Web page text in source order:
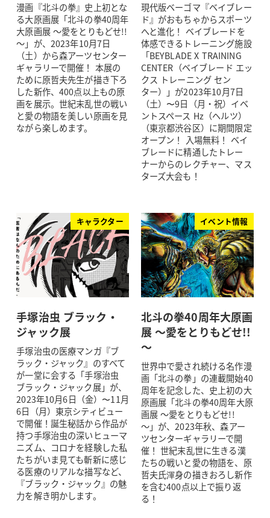
漫画『北斗の拳』史上初とな
る大原画展「北斗の拳40周年
大原画展 ～愛をとりもどせ!!
～」が、2023年10月7日
（土）から森アーツセンター
ギャラリーで開催！ 本展の
ために原哲夫先生が描き下ろ
した新作、400点以上もの原
画を展示。世紀末乱世の戦い
と愛の物語を美しい原画を見
ながら楽しめます。
現代版ベーゴマ『ベイブレー
ド』がおもちゃからスポーツ
へと進化！ ベイブレードを
体感できるトレーニング施設
「BEYBLADE X TRAINING
CENTER（ベイブレード エッ
クス トレーニング セン
ター）」が2023年10月7日
（土）〜9日（月・祝）イベ
ントスペース Hz（ヘルツ）
（東京都渋谷区）に期間限定
オープン！ 入場無料！ ベイ
ブレードに精通したトレー
ナーからのレクチャー、マス
ターズ大会も！
キャラクター
手塚治虫 ブラック・
ジャック展
手塚治虫の医療マンガ『ブ
ラック・ジャック』のすべて
が一堂に会する「手塚治虫
ブラック・ジャック展」が、
2023年10月6日（金）〜11月
6日（月）東京シティビュー
で開催！誕生秘話から作品が
持つ手塚治虫の深いヒューマ
ニズム、コロナを経験した私
たちがいま見ても斬新に感じ
る医療のリアルな描写など、
『ブラック・ジャック』の魅
力を解き明かします。
イベント情報
北斗の拳40周年大原画
展 ～愛をとりもどせ!!
～
世界中で愛され続ける名作漫
画「北斗の拳」の連載開始40
周年を記念した、史上初の大
原画展「北斗の拳40周年大原
画展 ～愛をとりもどせ!!
～」が、2023年秋、森アー
ツセンターギャラリーで開
催！ 世紀末乱世に生きる漢
たちの戦いと愛の物語を、原
哲夫氏渾身の描きおろし新作
を含む400点以上で振り返
る！